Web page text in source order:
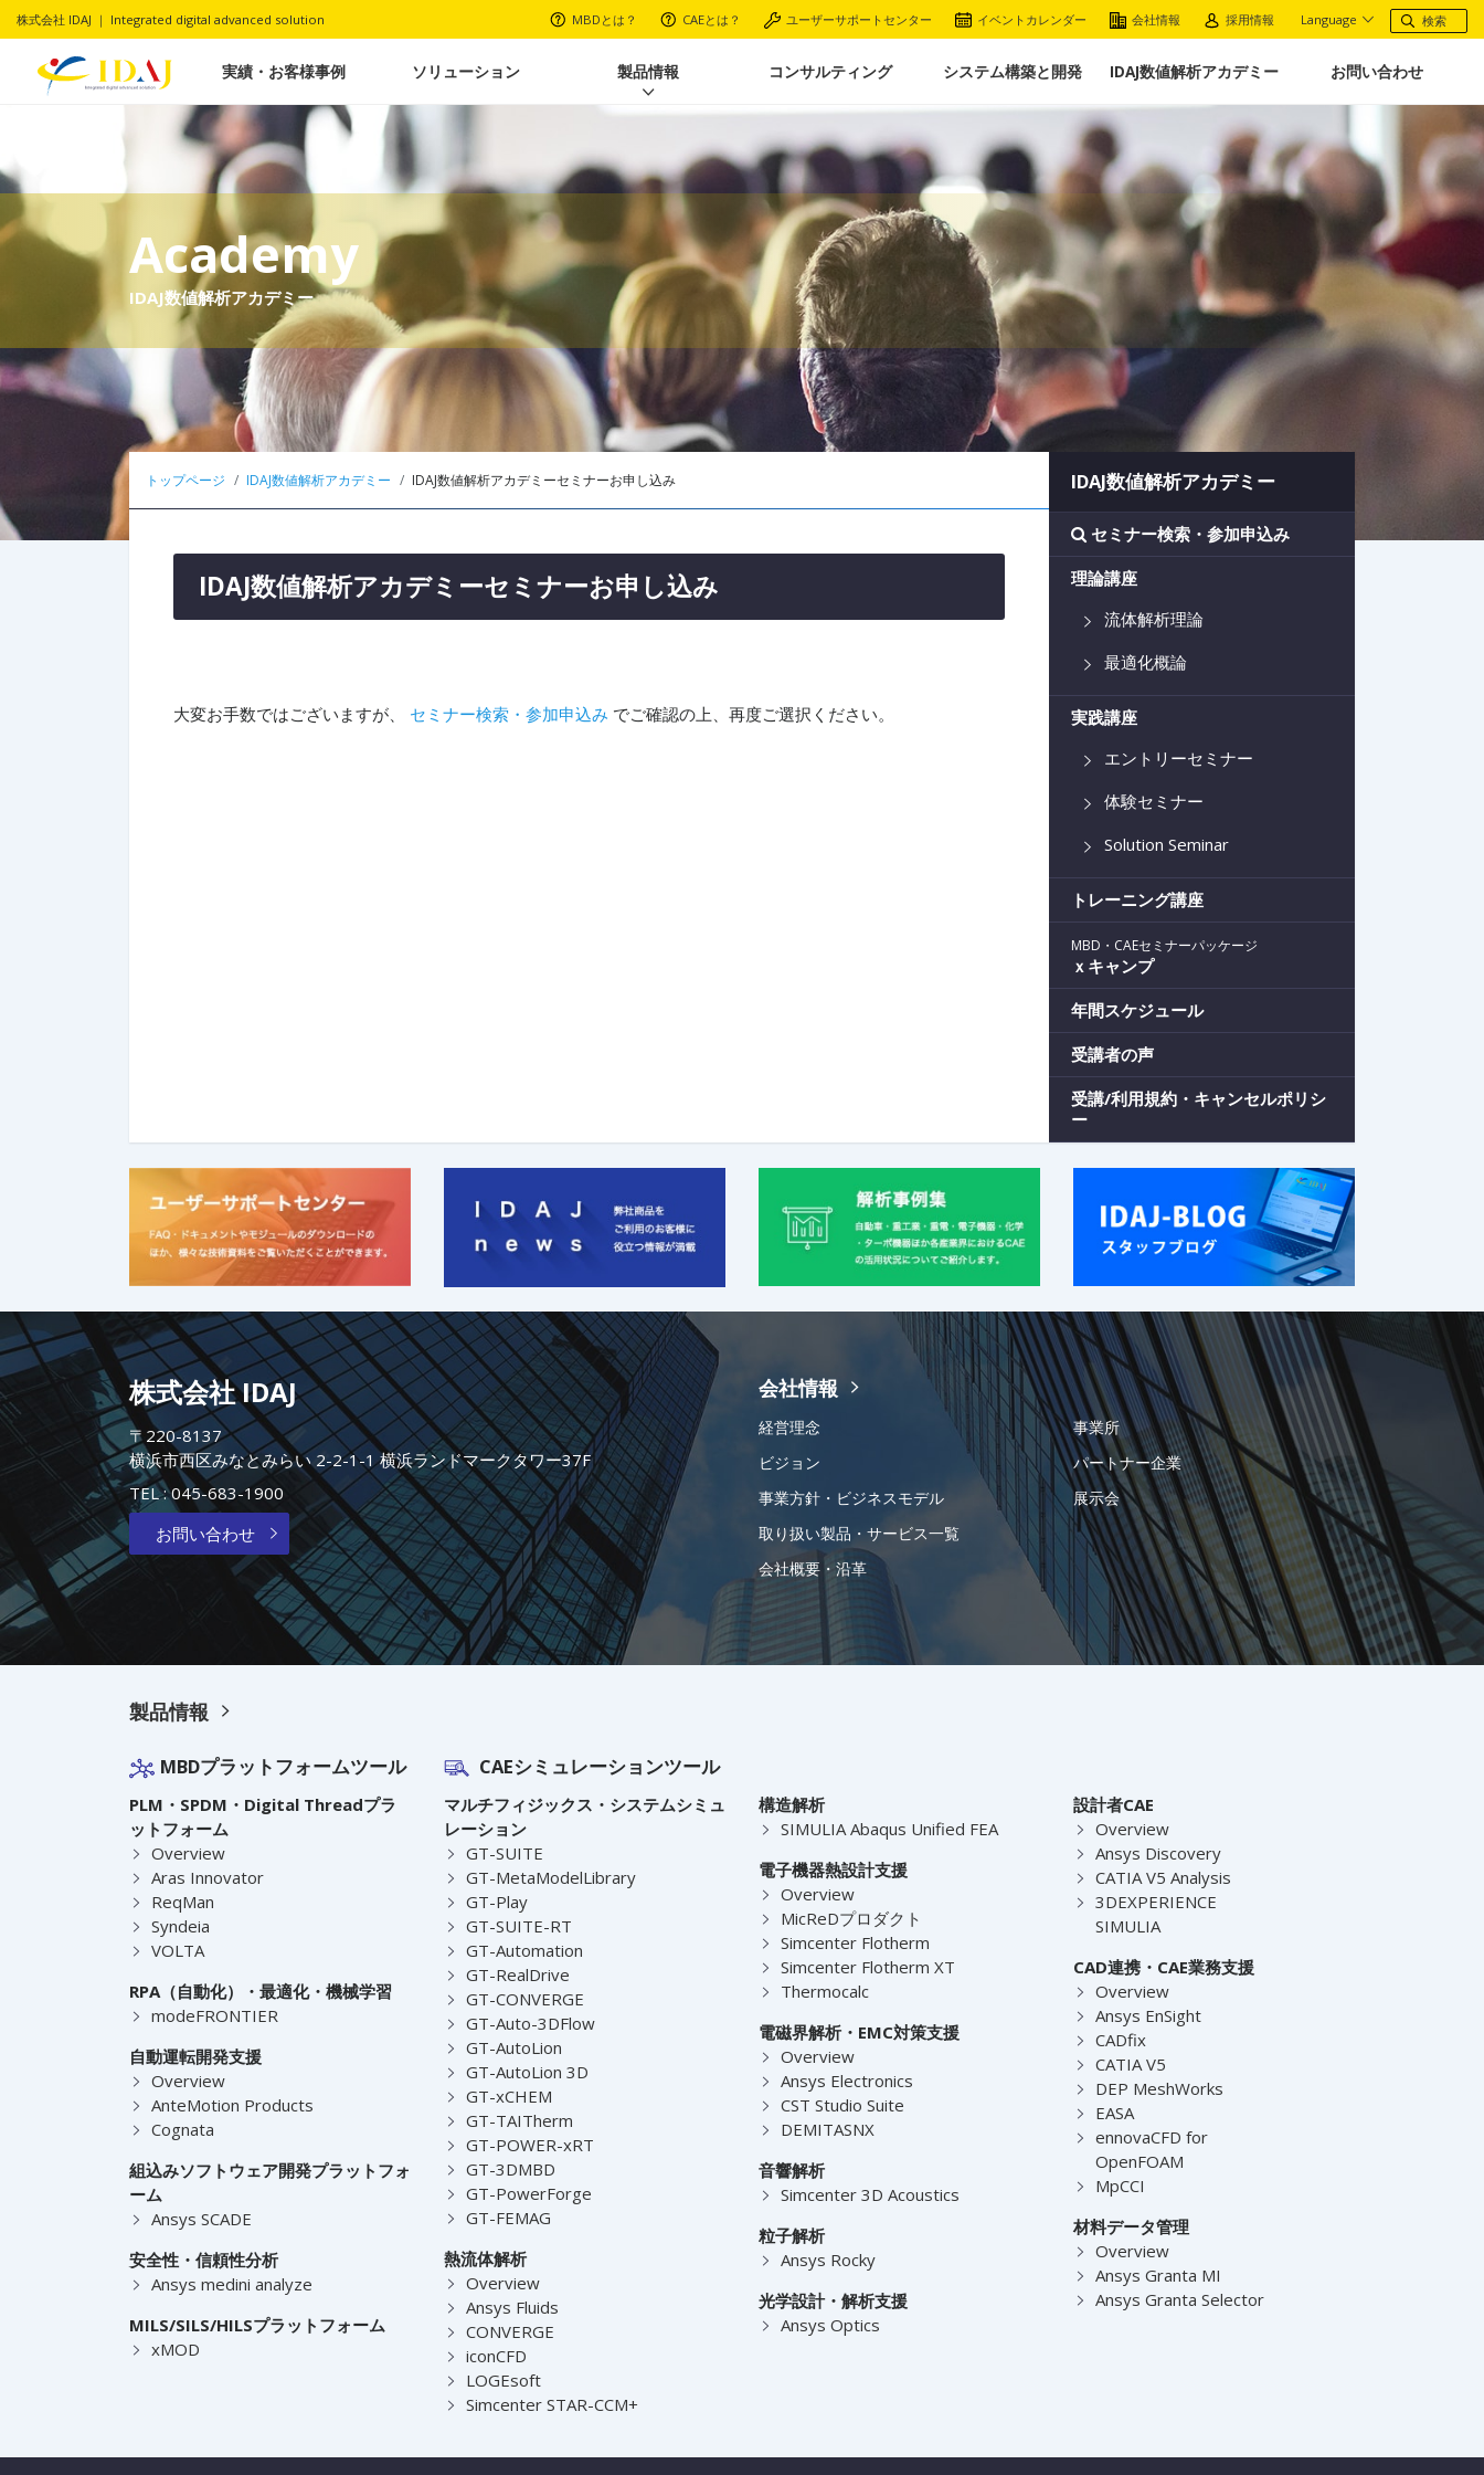
株式会社 IDAJ ｜ Integrated digital advanced solution MBDとは？ CAEとは？ ユーザーサポートセンター イベントカレンダー 会社情報 採用情報 Language
実績・お客様事例 ソリューション 製品情報 コンサルティング システム構築と開発 IDAJ数値解析アカデミー お問い合わせ
Academy
IDAJ数値解析アカデミー
トップページ IDAJ数値解析アカデミー IDAJ数値解析アカデミーセミナーお申し込み
IDAJ数値解析アカデミーセミナーお申し込み
大変お手数ではございますが、 セミナー検索・参加申込み でご確認の上、再度ご選択ください。
IDAJ数値解析アカデミー
セミナー検索・参加申込み
理論講座
流体解析理論
最適化概論
実践講座
エントリーセミナー
体験セミナー
Solution Seminar
トレーニング講座
MBD・CAEセミナーパッケージ
ｘキャンプ
年間スケジュール
受講者の声
受講/利用規約・キャンセルポリシ
ー
株式会社 IDAJ
〒220-8137
横浜市西区みなとみらい 2-2-1-1 横浜ランドマークタワー37F
TEL :045-683-1900
お問い合わせ
会社情報
経営理念
ビジョン
事業方針・ビジネスモデル
取り扱い製品・サービス一覧
会社概要・沿革
事業所
パートナー企業
展示会
製品情報
MBDプラットフォームツール
PLM・SPDM・Digital Threadプラ
ットフォーム
Overview
Aras Innovator
ReqMan
Syndeia
VOLTA
RPA（自動化）・最適化・機械学習
modeFRONTIER
自動運転開発支援
Overview
AnteMotion Products
Cognata
組込みソフトウェア開発プラットフォ
ーム
Ansys SCADE
安全性・信頼性分析
Ansys medini analyze
MILS/SILS/HILSプラットフォーム
xMOD
CAEシミュレーションツール
マルチフィジックス・システムシミュ
レーション
GT-SUITE
GT-MetaModelLibrary
GT-Play
GT-SUITE-RT
GT-Automation
GT-RealDrive
GT-CONVERGE
GT-Auto-3DFlow
GT-AutoLion
GT-AutoLion 3D
GT-xCHEM
GT-TAITherm
GT-POWER-xRT
GT-3DMBD
GT-PowerForge
GT-FEMAG
熱流体解析
Overview
Ansys Fluids
CONVERGE
iconCFD
LOGEsoft
Simcenter STAR-CCM+
構造解析
SIMULIA Abaqus Unified FEA
電子機器熱設計支援
Overview
MicReDプロダクト
Simcenter Flotherm
Simcenter Flotherm XT
Thermocalc
電磁界解析・EMC対策支援
Overview
Ansys Electronics
CST Studio Suite
DEMITASNX
音響解析
Simcenter 3D Acoustics
粒子解析
Ansys Rocky
光学設計・解析支援
Ansys Optics
設計者CAE
Overview
Ansys Discovery
CATIA V5 Analysis
3DEXPERIENCE
SIMULIA
CAD連携・CAE業務支援
Overview
Ansys EnSight
CADfix
CATIA V5
DEP MeshWorks
EASA
ennovaCFD for
OpenFOAM
MpCCI
材料データ管理
Overview
Ansys Granta MI
Ansys Granta Selector